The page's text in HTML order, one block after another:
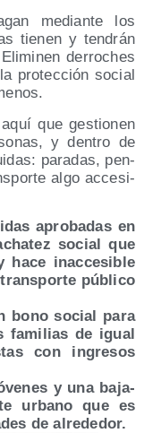
median­te los
tie­nen y ten­drán
derro­ches
pro­tec­ción social
que ges­tio­nen
y den­tro de
para­das, pen­
algo acce­si­
apro­ba­das en
social que
inac­ce­si­ble
públi­co
bono social para
fami­lias de igual
con ingre­sos
y una baja­
urbano que es
de alrededor.